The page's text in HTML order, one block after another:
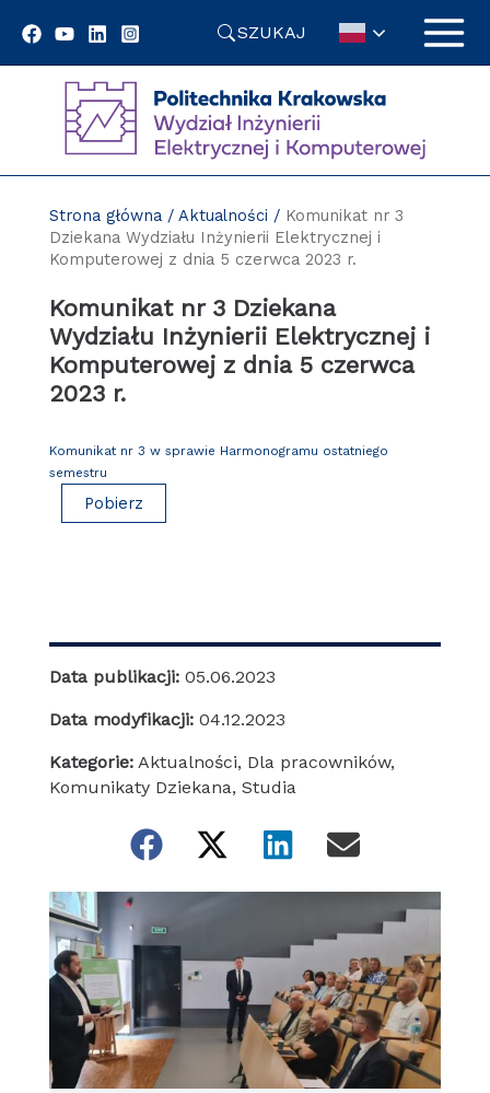
SZUKAJ
Strona główna/ Aktualności / Komunikat nr 3
Dziekana Wydziału Inżynierii Elektrycznej i
Komputerowej z dnia 5 czerwca 2023 r.
Komunikat nr 3 Dziekana
Wydziału Inżynierii Elektrycznej i
Komputerowej z dnia 5 czerwca
2023 r.
Komunikat nr 3 w sprawie Harmonogramu ostatniego
semestru
Pobierz
Data publikacji: 05.06.2023
Data modyfikacji: 04.12.2023
Kategorie: Aktualności, Dla pracowników,
Komunikaty Dziekana, Studia